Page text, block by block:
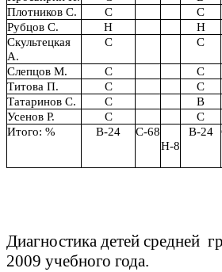
Плотников С.
С С
Рубцов С.
Н Н
Скультецкая
А.
С С
Слепцов М. С С
Титова П.
С С
Татаринов С.
С В
Усенов Р.
С С
Итого: %
В-24
С-68
Н-8
В-24
Диагностика детей средней
2009 учебного года.